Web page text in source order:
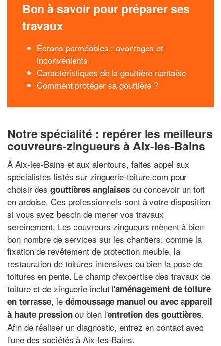
Bon à savoir pour préparer ses
travaux
Écrans perméables : avantages et
inconvénients
Caractéristiques de la gouttière nantaise
Comment protéger sa gouttière ?
Notre spécialité : repérer les meilleurs
couvreurs-zingueurs à Aix-les-Bains
À Aix-les-Bains et aux alentours, faites appel aux
spécialistes listés sur zinguerie-toiture.com pour
choisir des gouttières anglaises ou concevoir un toit
en ardoise. Ces professionnels sont à votre disposition
si vous avez besoin de mener vos travaux
sereinement. Les couvreurs-zingueurs mènent à bien
bon nombre de services sur les chantiers, comme la
fixation de revêtement de protection meuble, la
restauration de toitures intensives ou bien la pose de
toitures en pente. Le champ d'expertise des travaux de
toiture et de zinguerie inclut l'aménagement de toiture
en terrasse, le démoussage manuel ou avec appareil
à haute pression ou bien l'entretien des gouttières.
Afin de réaliser un diagnostic, entrez en contact avec
l'une des sociétés à Aix-les-Bains.